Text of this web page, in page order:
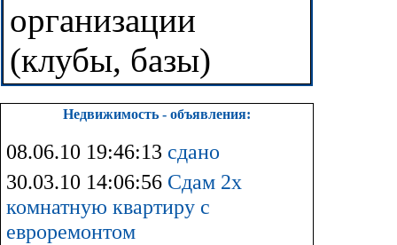
организации
(клубы, базы)
Недвижимость - объявления:
08.06.10 19:46:13 сдано
30.03.10 14:06:56 Сдам 2х
комнатную квартиру с
евроремонтом